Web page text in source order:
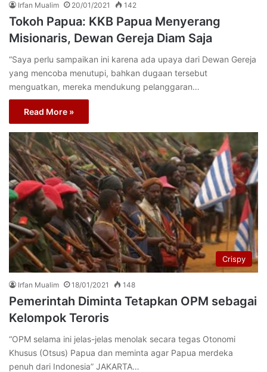
Irfan Mualim 20/01/2021 142
Tokoh Papua: KKB Papua Menyerang
Misionaris, Dewan Gereja Diam Saja
“Saya perlu sampaikan ini karena ada upaya dari Dewan Gereja
yang mencoba menutupi, bahkan dugaan tersebut
menguatkan, mereka mendukung pelanggaran…
Read More »
Crispy
Irfan Mualim 18/01/2021 148
Pemerintah Diminta Tetapkan OPM sebagai
Kelompok Teroris
“OPM selama ini jelas-jelas menolak secara tegas Otonomi
Khusus (Otsus) Papua dan meminta agar Papua merdeka
penuh dari Indonesia” JAKARTA…